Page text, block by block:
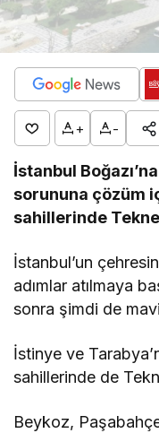
+ -
İstanbul
sorununa çözüm
sahillerinde
İstanbul’un
adımlar atılmaya
sonra şimdi de
İstinye ve
sahillerinde de
Beykoz,